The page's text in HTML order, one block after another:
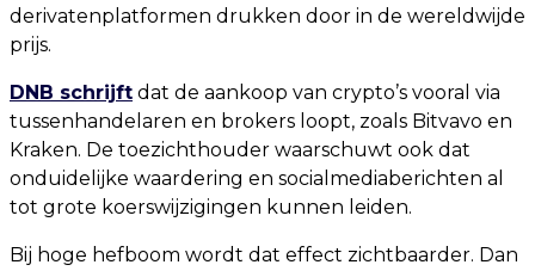
derivatenplatformen drukken door in de wereldwijde
prijs.
DNB schrijft dat de aankoop van crypto’s vooral via
tussenhandelaren en brokers loopt, zoals Bitvavo en
Kraken. De toezichthouder waarschuwt ook dat
onduidelijke waardering en socialmediaberichten al
tot grote koerswijzigingen kunnen leiden.
Bij hoge hefboom wordt dat effect zichtbaarder. Dan